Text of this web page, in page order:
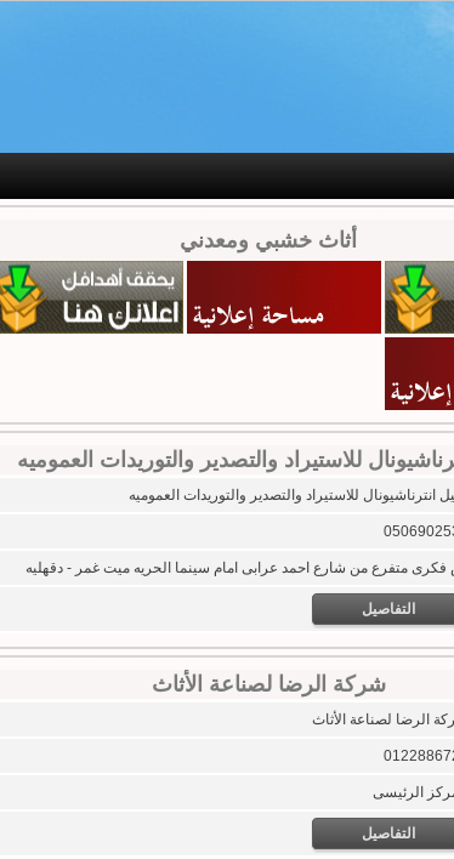
أثاث خشبي ومعدني
للاستيراد والتصدير والتوريدات العموميه
انترناشيونال للاستيراد والتصدير والتوريدات العموميه
متفرع من شارع احمد عرابى امام سينما الحريه ميت غمر - دقهليه
التفاصيل
شركة الرضا لصناعة الأثاث
الرضا لصناعة الأثاث
الرئيسى
التفاصيل